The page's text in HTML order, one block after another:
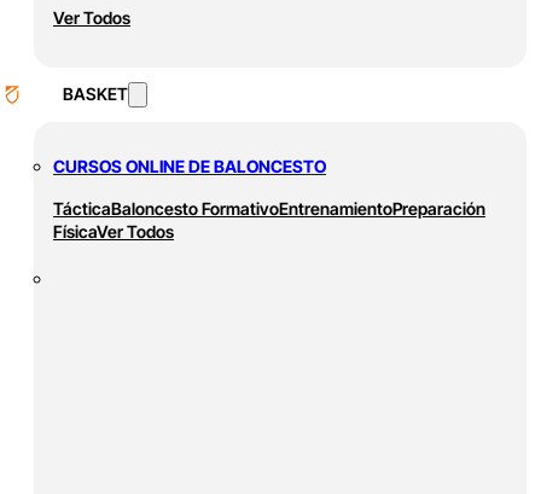
Ver Todos
BASKET
CURSOS ONLINE DE BALONCESTO
TácticaBaloncesto FormativoEntrenamientoPreparación
FísicaVer Todos